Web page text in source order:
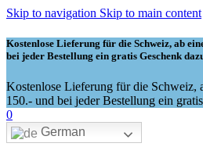
Skip to navigation Skip to main content
Kostenlose Lieferung für die Schweiz, ab
bei jeder Bestellung ein gratis Geschenk
Kostenlose Lieferung für die Schweiz,
150.- und bei jeder Bestellung ein
0
German